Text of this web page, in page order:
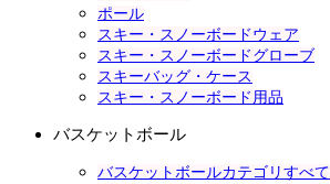
ポール
スキー・スノーボードウェア
スキー・スノーボードグローブ
スキーバッグ・ケース
スキー・スノーボード用品
バスケットボール
バスケットボールカテゴリすべて